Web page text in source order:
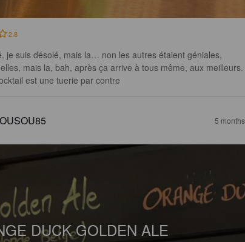
2.8
je suis désolé, mais la… non les autres étaient géniales,
mais la, bah, après ça arrive à tous même, aux
est une tuerie par contre
5
DUCK GOLDEN ALE